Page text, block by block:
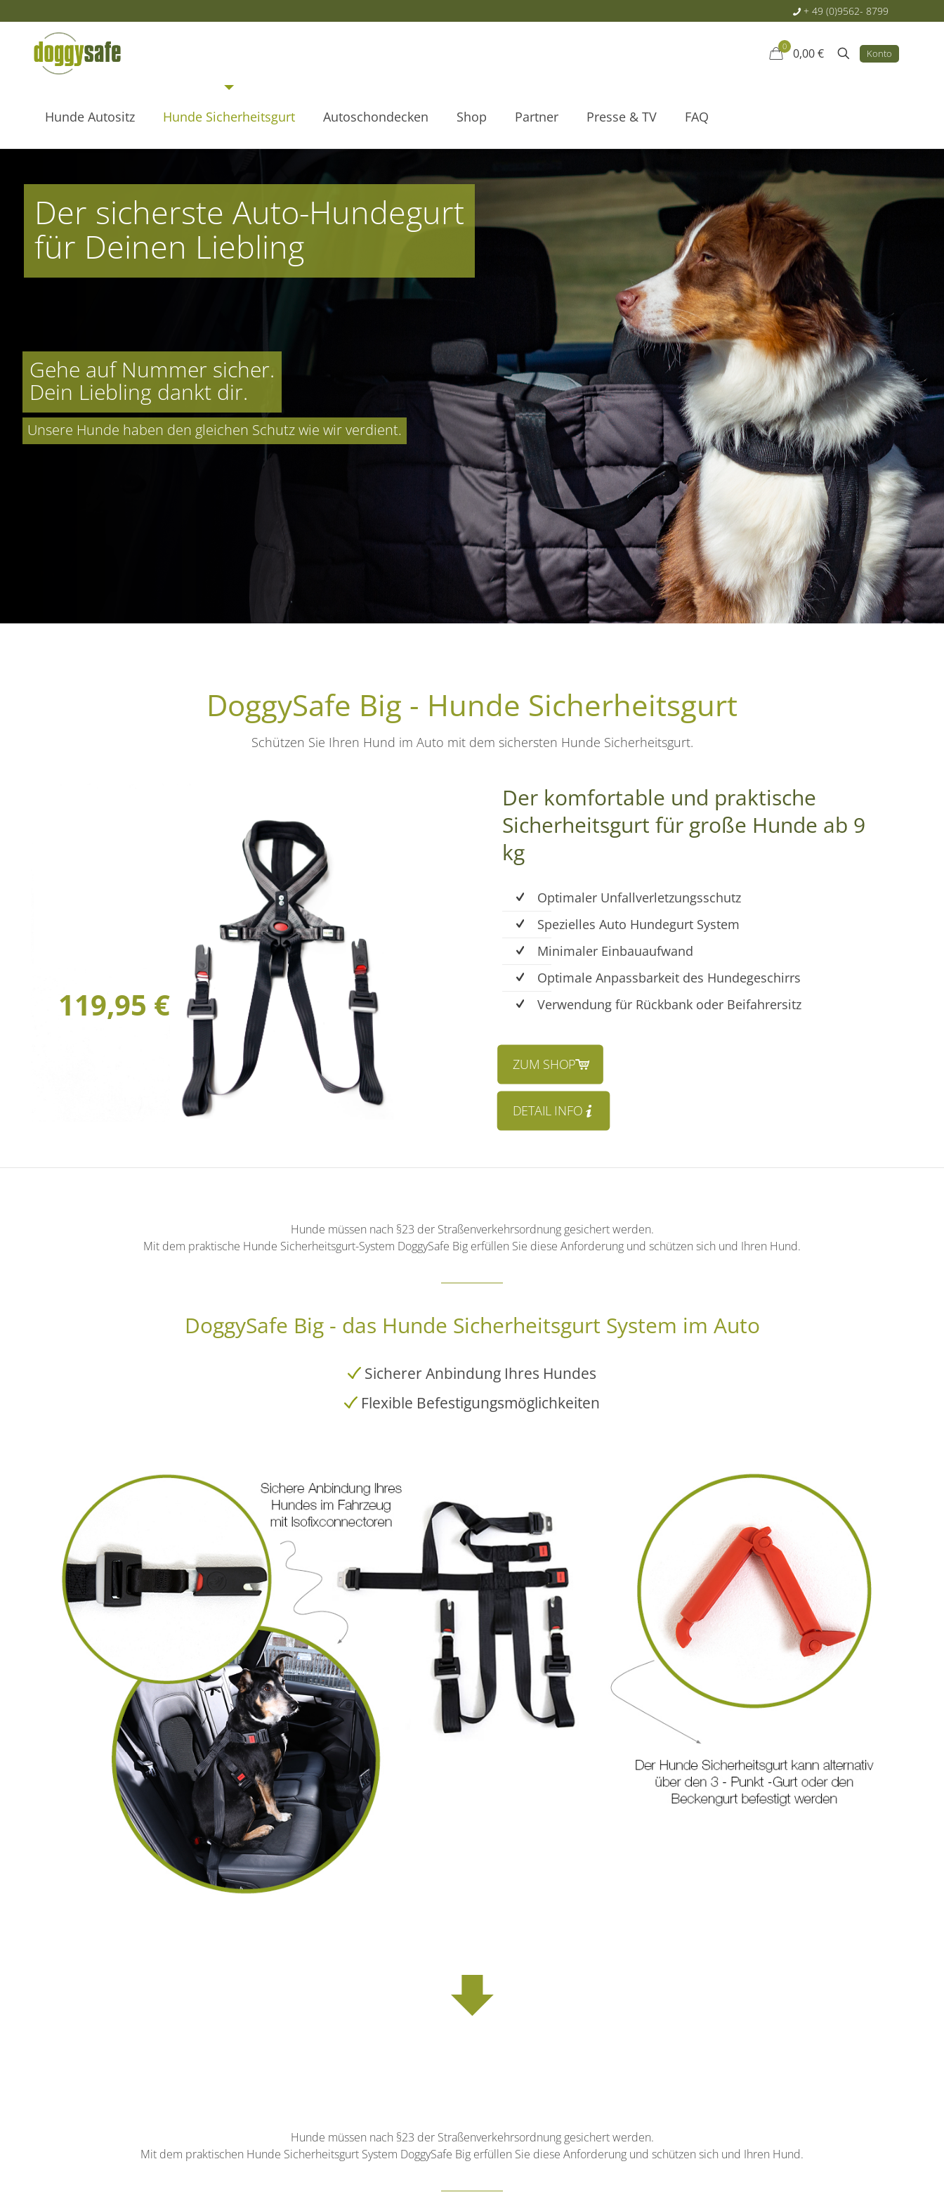
+ 49 (0)9562- 8799
Hunde Autositz Hunde Sicherheitsgurt Autoschondecken Shop Partner Presse & TV FAQ
0 0,00 € Konto
Gehe auf Nummer sicher.
Dein Liebling dankt dir.
Unsere Hunde haben den gleichen Schutz wie wir verdient.
Der sicherste Auto-Hundegurt
für Deinen Liebling
DoggySafe Big - Hunde Sicherheitsgurt
Schützen Sie Ihren Hund im Auto mit dem sichersten Hunde Sicherheitsgurt.
119,95 €
Der komfortable und praktische
Sicherheitsgurt für große Hunde ab 9
kg
Optimaler Unfallverletzungsschutz
Spezielles Auto Hundegurt System
Minimaler Einbauaufwand
Optimale Anpassbarkeit des Hundegeschirrs
Verwendung für Rückbank oder Beifahrersitz
ZUM SHOP
DETAIL INFO
Hunde müssen nach §23 der Straßenverkehrsordnung gesichert werden.
Mit dem praktische Hunde Sicherheitsgurt-System DoggySafe Big erfüllen Sie diese Anforderung und schützen sich und Ihren Hund.
DoggySafe Big - das Hunde Sicherheitsgurt System im Auto
Sicherer Anbindung Ihres Hundes
Flexible Befestigungsmöglichkeiten
Hunde müssen nach §23 der Straßenverkehrsordnung gesichert werden.
Mit dem praktischen Hunde Sicherheitsgurt System DoggySafe Big erfüllen Sie diese Anforderung und schützen sich und Ihren Hund.